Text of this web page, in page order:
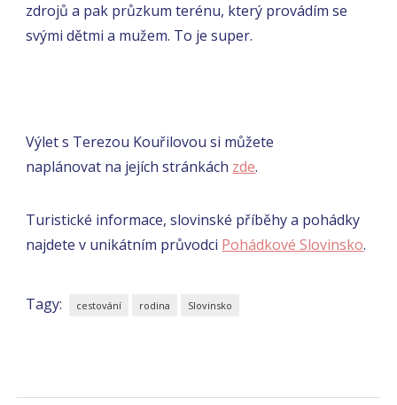
zdrojů a pak průzkum terénu, který provádím se
svými dětmi a mužem. To je super.
Výlet s Terezou Kouřilovou si můžete
naplánovat na jejích stránkách zde.
Turistické informace, slovinské příběhy a pohádky
najdete v unikátním průvodci Pohádkové Slovinsko.
Tagy: cestování rodina Slovinsko